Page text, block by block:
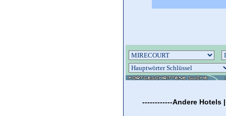
------------Andere Hotels